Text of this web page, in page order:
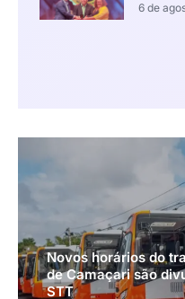
6 de
Novos horários do
de Camaçari são
STT